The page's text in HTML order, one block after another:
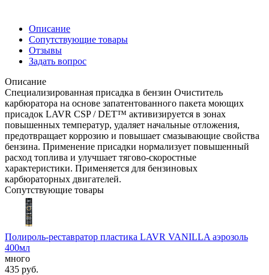
Описание
Сопутствующие товары
Отзывы
Задать вопрос
Описание
Специализированная присадка в бензин Очиститель
карбюратора на основе запатентованного пакета моющих
присадок LAVR СSP / DET™ активизируется в зонах
повышенных температур, удаляет начальные отложения,
предотвращает коррозию и повышает смазывающие свойства
бензина. Применение присадки нормализует повышенный
расход топлива и улучшает тягово-скоростные
характеристики. Применяется для бензиновых
карбюраторных двигателей.
Сопутствующие товары
Полироль-реставратор пластика LAVR VANILLA аэрозоль
400мл
много
435 руб.